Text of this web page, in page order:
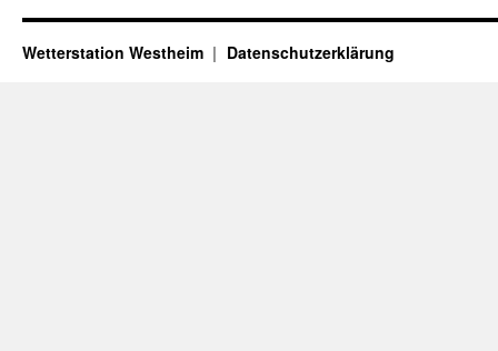
Wetterstation Westheim Datenschutzerklärung